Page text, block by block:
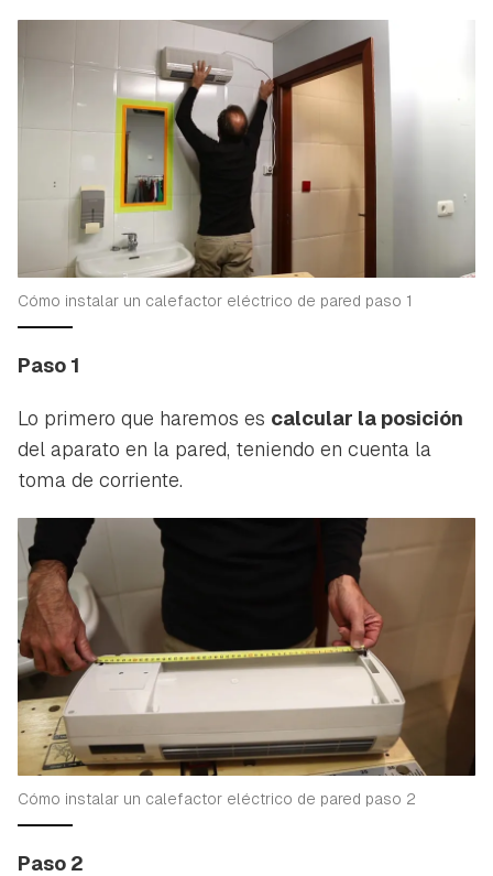
Cómo instalar un calefactor eléctrico de pared paso 1
Paso 1
Lo primero que haremos es calcular la posición
del aparato en la pared, teniendo en cuenta la
toma de corriente.
Cómo instalar un calefactor eléctrico de pared paso 2
Paso 2